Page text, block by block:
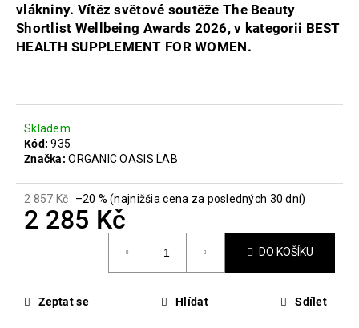
vlákniny. Vítěz světové soutěže The Beauty
Shortlist Wellbeing Awards 2026, v kategorii BEST
HEALTH SUPPLEMENT FOR WOMEN.
Skladem
Kód: 935
Značka:ORGANIC OASIS LAB
2 857 Kč –20 % (najnižšia cena za posledných 30 dní)
2 285 Kč
DO KOŠÍKU
Zeptat se Hlídat Sdílet
D
o
p
u
č
u
m
e
Kč